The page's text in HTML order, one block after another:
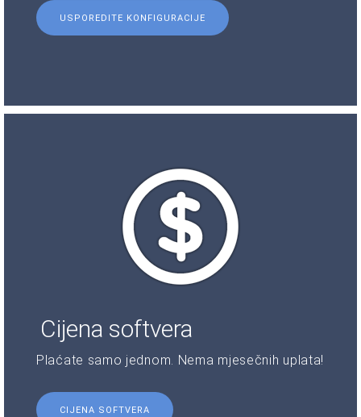
USPOREDITE KONFIGURACIJE
Cijena softvera
Plaćate samo jednom. Nema mjesečnih uplata!
CIJENA SOFTVERA